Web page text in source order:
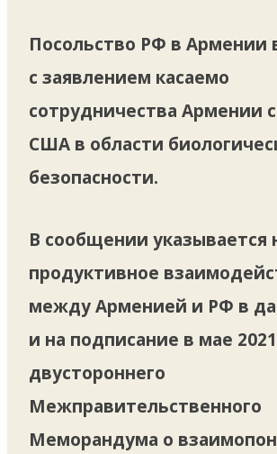
Посольство РФ в Армении
с заявлением касаемо
сотрудничества Армении
США в области
безопасности.
В сообщении указывается
продуктивное
между Арменией и РФ в
и на подписание в мае 2021
двустороннего
Межправительственного
Меморандума о